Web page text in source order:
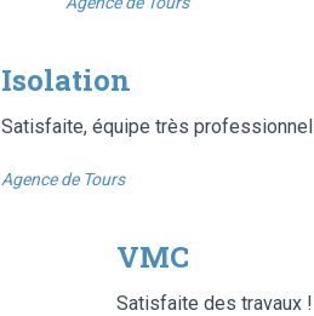
Isolation
Satisfaite, équipe très professionnel
Agence de Tours
VMC
Satisfaite des travaux !